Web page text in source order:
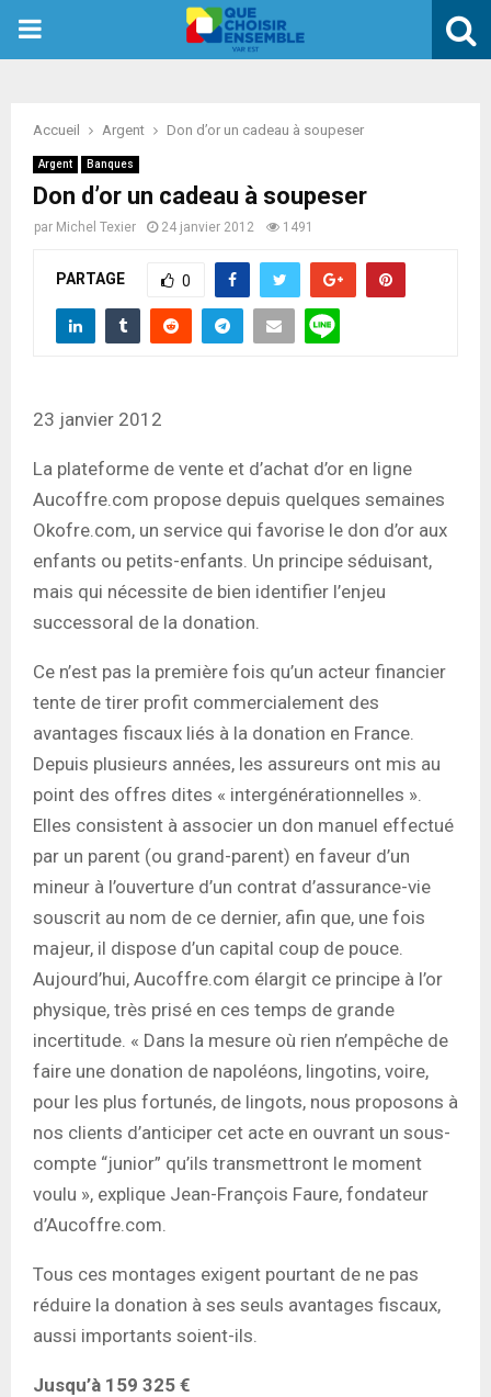
PRIMARY
Accueil Argent Don d’or un cadeau à soupeser
Argent Banques
Don d’or un cadeau à soupeser
par Michel Texier 24 janvier 2012 1491
PARTAGE 0
23 janvier 2012
La plateforme de vente et d’achat d’or en ligne
Aucoffre.com propose depuis quelques semaines
Okofre.com, un service qui favorise le don d’or aux
enfants ou petits-enfants. Un principe séduisant,
mais qui nécessite de bien identifier l’enjeu
successoral de la donation.
Ce n’est pas la première fois qu’un acteur financier
tente de tirer profit commercialement des
avantages fiscaux liés à la donation en France.
Depuis plusieurs années, les assureurs ont mis au
point des offres dites « intergénérationnelles ».
Elles consistent à associer un don manuel effectué
par un parent (ou grand-parent) en faveur d’un
mineur à l’ouverture d’un contrat d’assurance-vie
souscrit au nom de ce dernier, afin que, une fois
majeur, il dispose d’un capital coup de pouce.
Aujourd’hui, Aucoffre.com élargit ce principe à l’or
physique, très prisé en ces temps de grande
incertitude. « Dans la mesure où rien n’empêche de
faire une donation de napoléons, lingotins, voire,
pour les plus fortunés, de lingots, nous proposons à
nos clients d’anticiper cet acte en ouvrant un sous-
compte “junior” qu’ils transmettront le moment
voulu », explique Jean-François Faure, fondateur
d’Aucoffre.com.
Tous ces montages exigent pourtant de ne pas
réduire la donation à ses seuls avantages fiscaux,
aussi importants soient-ils.
Jusqu’à 159 325 €